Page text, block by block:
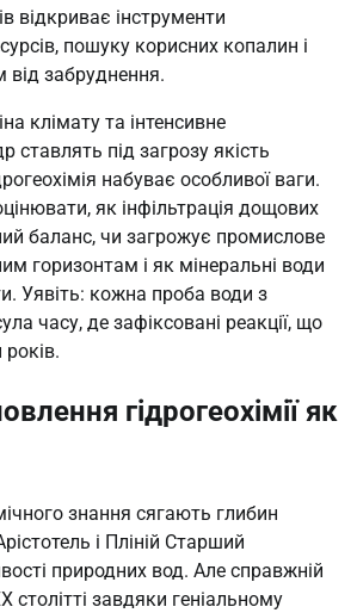
відкриває інструменти
пошуку корисних копалин і
від забруднення.
клімату та інтенсивне
ставлять під загрозу якість
набуває особливої ваги.
як інфільтрація дощових
баланс, чи загрожує промислове
горизонтам і як мінеральні води
Уявіть: кожна проба води з
часу, де зафіксовані реакції, що
гідрогеохімії як
знання сягають глибин
і Пліній Старший
природних вод. Але справжній
столітті завдяки геніальному